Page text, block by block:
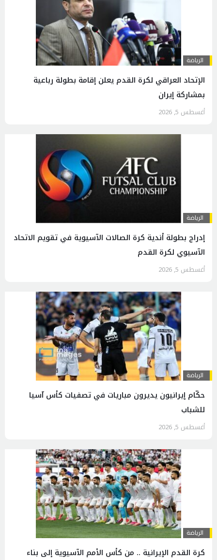
الرياضة
الإتحاد العراقي لكرة القدم يعلن إقامة بطولة رباعية
بمشاركة إيران
أغسطس 5, 2026
الرياضة
إدراج بطولة أندية كرة الصالات الآسيوية في تقويم الاتحاد
الآسيوي لكرة القدم
أغسطس 5, 2026
الرياضة
حكّام إيرانيون يديرون مباريات في تصفيات كأس آسيا
للشباب
أغسطس 5, 2026
الرياضة
كرة القدم الإيرانية .. من كأس الأمم الآسيوية إلى بناء